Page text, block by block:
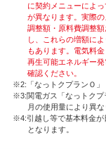
に契約メニューによ
が異なります。実際
調整額・原料費調整
し、これらの増額に
もあります。電気料
再生可能エネルギー
確認ください。
※2:「なっトクプランＯ」
※3:関電ガス「なっトクプ
月の使用量により異な
※4:引越し等で基本料金が
となります。